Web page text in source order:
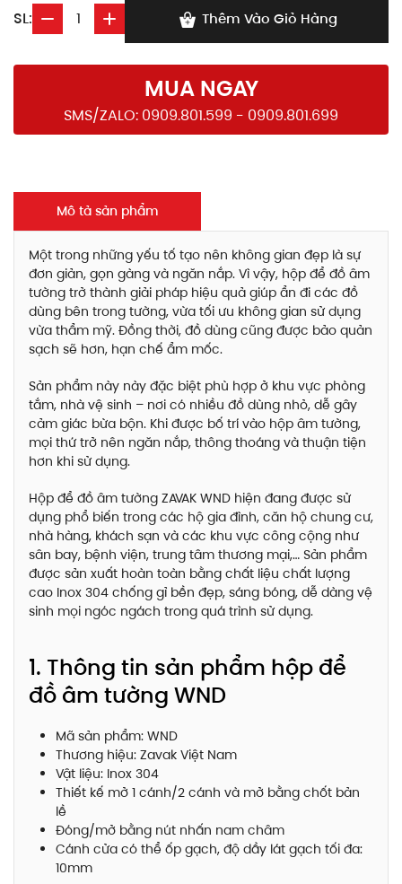
SL: Thêm Vào Giỏ Hàng
MUA NGAY
SMS/ZALO: 0909.801.599 - 0909.801.699
Mô tả sản phẩm
Một trong những yếu tố tạo nên không gian đẹp là sự
đơn giản, gọn gàng và ngăn nắp. Vì vậy, hộp để đồ âm
tường trở thành giải pháp hiệu quả giúp ẩn đi các đồ
dùng bên trong tường, vừa tối ưu không gian sử dụng
vừa thẩm mỹ. Đồng thời, đồ dùng cũng được bảo quản
sạch sẽ hơn, hạn chế ẩm mốc.
Sản phẩm này này đặc biệt phù hợp ở khu vực phòng
tắm, nhà vệ sinh – nơi có nhiều đồ dùng nhỏ, dễ gây
cảm giác bừa bộn. Khi được bố trí vào hộp âm tường,
mọi thứ trở nên ngăn nắp, thông thoáng và thuận tiện
hơn khi sử dụng.
Hộp để đồ âm tường ZAVAK WND hiện đang được sử
dụng phổ biến trong các hộ gia đình, căn hộ chung cư,
nhà hàng, khách sạn và các khu vực công cộng như
sân bay, bệnh viện, trung tâm thương mại,… Sản phẩm
được sản xuất hoàn toàn bằng chất liệu chất lượng
cao Inox 304 chống gỉ bền đẹp, sáng bóng, dễ dàng vệ
sinh mọi ngóc ngách trong quá trình sử dụng.
1. Thông tin sản phẩm hộp để
đồ âm tường WND
Mã sản phẩm: WND
Thương hiệu: Zavak Việt Nam
Vật liệu: Inox 304
Thiết kế mở 1 cánh/2 cánh và mở bằng chốt bản
lề
Đóng/mở bằng nút nhấn nam châm
Cánh cửa có thể ốp gạch, độ dầy lát gạch tối đa:
10mm